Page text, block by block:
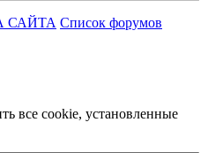
САЙТА Список форумов
все cookie, установленные